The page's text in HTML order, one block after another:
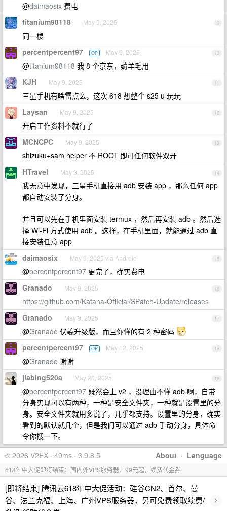
@daimaosix 费电
9
titanium98118 May 9, 2025
同一楼
10
percentpercent97 OP May 9, 2025
@titanium98118 我 8 个京东，薅羊毛用
11
KJH May 9, 2025
三星手机有啥雷点么，这次 618 想整个 s25 u 玩玩
12
Laysan May 9, 2025
开启工作资料不就行了
13
MCNCPC May 9, 2025
shizuku+sam helper 不 ROOT 即可任何软件双开
14
HTravel May 9, 2025
我无意中发现，三星手机直接用 adb 安装 app ，那么任何 app
都自动安装了分身。
并且可以先在手机里面安装 termux ，然后再安装 adb 。然后选
择 Wi-Fi 方式使用 adb 。这样，在手机里面，就能通过 adb 直
接安装任意 app
15
daimaosix May 9, 2025 via Android
@percentpercent97 更完了，确实费电
16
Granado May 9, 2025
https://github.com/Katana-Official/SPatch-Update/releases
17
Granado May 9, 2025
@Granado 伏羲升级版，而且你懂的有 2 种密码
18
percentpercent97 OP May 12, 2025
@Granado 谢谢
19
jiabing520a May 20, 2025
@percentpercent97 既然会上 v2 ，没理由不懂 adb 啊，自带
分身实现可以有两种，一种是安全文件夹，一种就是设置里的分
身。安全文件夹就用多说了，几乎都支持。设置里的分身，确实
看到的默认就几个，但是我们可以通过 adb 手动分身，具体命
令你搜一下。
About · Language
© 2026 V2EX · 49ms · 3.9.8.5
618年中大促即将结束：国内外VPS服务器，99元起，续费代金券
[即将结束] 腾讯云618年中大促活动：硅谷CN2、首尔、曼
谷、法兰克福、上海、广州VPS服务器，另可免费领取续费/
›